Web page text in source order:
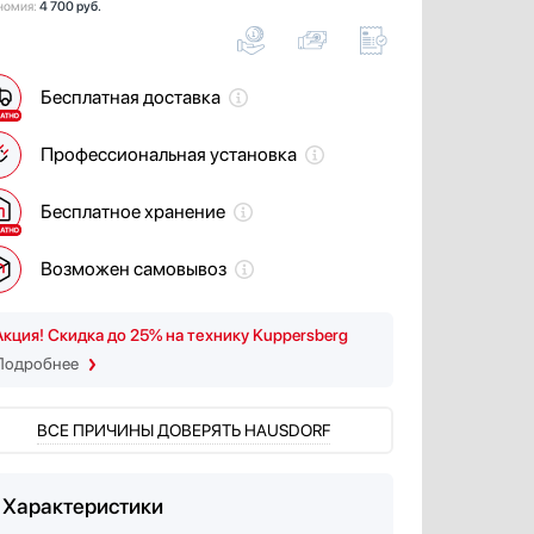
4 700 руб.
Бесплатная доставка
Профессиональная установка
Бесплатное хранение
Возможен самовывоз
Скидка до 25% на технику Kuppersberg
ВСЕ ПРИЧИНЫ ДОВЕРЯТЬ HAUSDORF
Характеристики